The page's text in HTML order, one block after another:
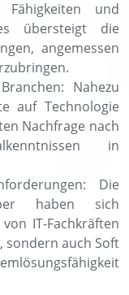
und
übersteigt die
angemessen
Nahezu
auf Technologie
Nachfrage nach
in
Die
haben sich
IT-Fachkräften
sondern auch Soft